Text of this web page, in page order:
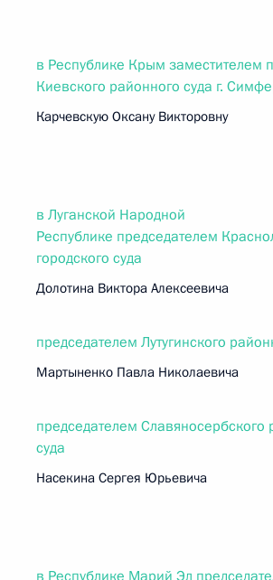
в Республике Крым заместителем
Киевского районного суда г.
Карчевскую Оксану Викторовну
в Луганской Народной
Республике председателем
городского суда
Долотина Виктора Алексеевича
председателем Лутугинского
Мартыненко Павла Николаевича
председателем Славяносербского
суда
Насекина Сергея Юрьевича